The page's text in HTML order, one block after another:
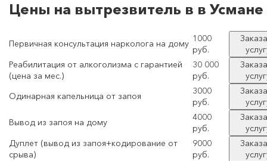
Цены на вытрезвитель в в Усмане
Первичная консультация нарколога на дому 1000
руб.
Реабилитация от алкоголизма с гарантией
(цена за мес.)
30 000
руб.
Одинарная капельница от запоя
3000
руб.
Вывод из запоя на дому
4000
руб.
Дуплет (вывод из запоя+кодирование от
срыва)
9000
руб.